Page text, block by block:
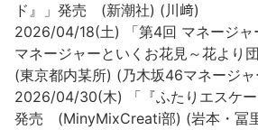
ド』」発売 (新潮社) (川﨑)
2026/04/18(土) 「第4回 マネージャ
マネージャーといくお花見～花より
(東京都内某所) (乃木坂46マネージャ
2026/04/30(木) 「『ふたりエスケー
発売 (MinyMixCreati部) (岩本・冨